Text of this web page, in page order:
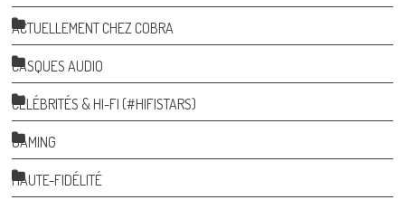
ACTUELLEMENT CHEZ COBRA
CASQUES AUDIO
CÉLÉBRITÉS & HI-FI (#HIFISTARS)
GAMING
HAUTE-FIDÉLITÉ